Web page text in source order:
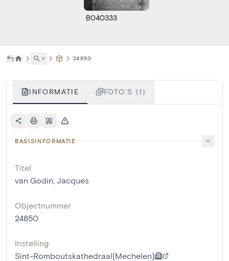
B040333
˅ 24850
INFORMATIE FOTO'S (1)
BASISINFORMATIE
Titel
van Godin, Jacques
Objectnummer
24850
Instelling
Sint-Romboutskathedraal[Mechelen]